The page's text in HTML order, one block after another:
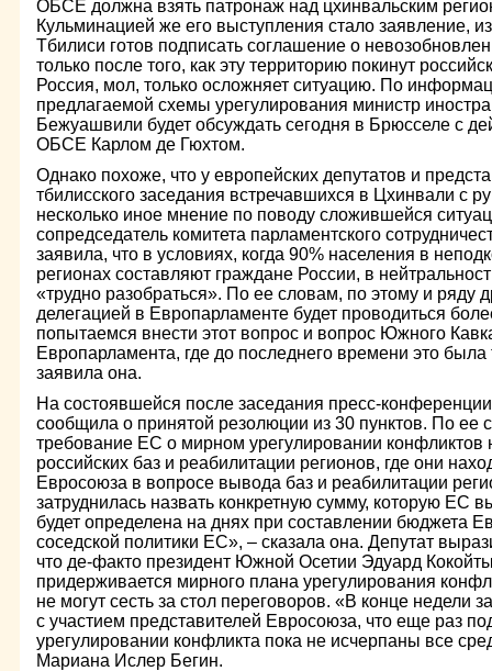
ОБСЕ должна взять патронаж над цхинвальским
Кульминацией же его выступления стало заявление, из
Тбилиси готов подписать соглашение о
только после того, как эту территорию покинут
Россия, мол, только осложняет ситуацию. По
предлагаемой схемы урегулирования министр
Бежуашвили будет обсуждать сегодня в Брюсселе с
ОБСЕ Карлом де Гюхтом.
Однако похоже, что у европейских депутатов и
тбилисского заседания встречавшихся в Цхинвали с
несколько иное мнение по поводу сложившейся
сопредседатель комитета парламентского
заявила, что в условиях, когда 90% населения в
регионах составляют граждане России, в
«трудно разобраться». По ее словам, по этому и ряду
делегацией в Европарламенте будет проводиться
попытаемся внести этот вопрос и вопрос Южного
Европарламента, где до последнего времени это
заявила она.
На состоявшейся после заседания пресс-
сообщила о принятой резолюции из 30 пунктов. По ее
требование ЕС о мирном урегулировании конфликтов
российских баз и реабилитации регионов, где они
Евросоюза в вопросе вывода баз и реабилитации
затруднилась назвать конкретную сумму, которую ЕС
будет определена на днях при составлении бюджета
соседской политики ЕС», – сказала она. Депутат
что де-факто президент Южной Осетии Эдуард
придерживается мирного плана урегулирования
не могут сесть за стол переговоров. «В конце недели
с участием представителей Евросоюза, что еще раз
урегулировании конфликта пока не исчерпаны все
Мариана Ислер Бегин.